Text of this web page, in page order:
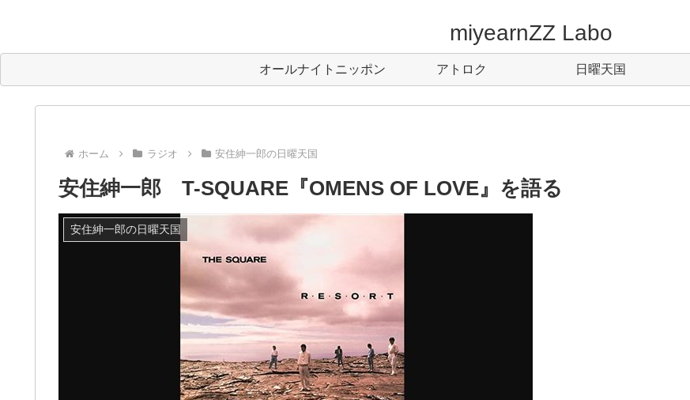
miyearnZZ Labo
オールナイトニッポン アトロク 日曜天国
ホーム ラジオ 安住紳一郎の日曜天国
安住紳一郎 T-SQUARE『OMENS OF LOVE』を語る
安住紳一郎の日曜天国